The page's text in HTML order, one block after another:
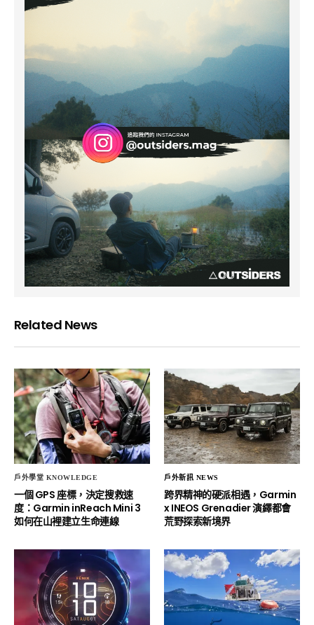
Related News
戶外學堂 KNOWLEDGE
一個 GPS 座標，決定搜救速
度：Garmin inReach Mini 3
如何在山裡建立生命連線
戶外新訊 NEWS
跨界精神的硬派相遇，Garmin
x INEOS Grenadier 演繹都會
荒野探索新境界